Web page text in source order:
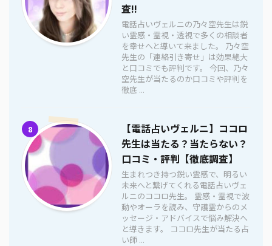
査!!
電話占いヴェルニの乃々空先生は鋭
い霊感・霊視・透視で多くの相談者
を幸せへと導いて来ました。 乃々空
先生の「連絡引き寄せ」は効果絶大
と口コミでも評判です。 今回、乃々
空先生が当たるのか口コミや評判を
徹底 ...
8
【電話占いヴェルニ】ココロ
先生は当たる？当たらない？
口コミ・評判【徹底調査】
生まれつき持つ鋭い霊感で、明るい
未来へと繋げてくれる電話占いヴェ
ルニのココロ先生。 霊感・霊視で波
動やオーラを読み、守護霊からのメ
ッセージ・アドバイスで悩み解決へ
と導きます。 ココロ先生が当たる占
い師 ...